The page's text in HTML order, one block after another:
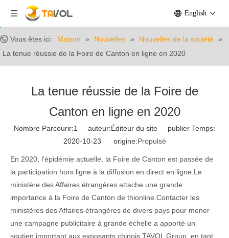
English
Vous êtes ici: Maison » Nouvelles » Nouvelles de la société »
La tenue réussie de la Foire de Canton en ligne en 2020
La tenue réussie de la Foire de
Canton en ligne en 2020
Nombre Parcourir:1
auteur:Éditeur du site publier Temps:
2020-10-23 origine:Propulsé
En 2020, l'épidémie actuelle, la Foire de Canton est passée de
la participation hors ligne à la diffusion en direct en ligne.Le
ministère des Affaires étrangères attache une grande
importance à la Foire de Canton de thionline.Contacter les
ministères des Affaires étrangères de divers pays pour mener
une campagne publicitaire à grande échelle a apporté un
soutien important aux exposants chinois.TAVOL Group, en tant